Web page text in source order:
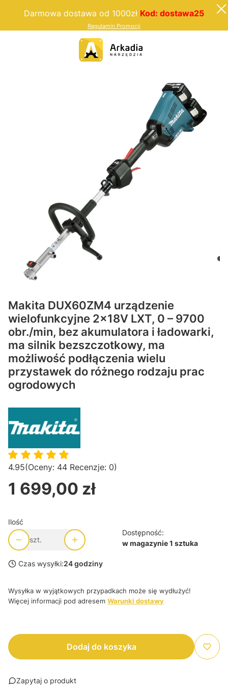
Darmowa dostawa od 1000zł Kod: dostawa25
Regulamin Promocji
Makita DUX60ZM4 urządzenie
wielofunkcyjne 2x18V LXT, 0 – 9700
obr./min, bez akumulatora i ładowarki,
ma silnik bezszczotkowy, ma
możliwość podłączenia wielu
przystawek do różnego rodzaju prac
ogrodowych
4.95(Oceny: 44 Recenzje: 0)
Cena
1 699,00 zł
Ilość
szt.
Dostępność:
w magazynie 1 sztuka
Czas wysyłki:24 godziny
Wysyłka w wyjątkowych przypadkach może się wydłużyć!
Więcej informacji pod adresem Warunki dostawy
Dodaj do koszyka
Zapytaj o produkt